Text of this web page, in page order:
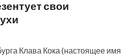
свои
Клава Кока (настоящее имя